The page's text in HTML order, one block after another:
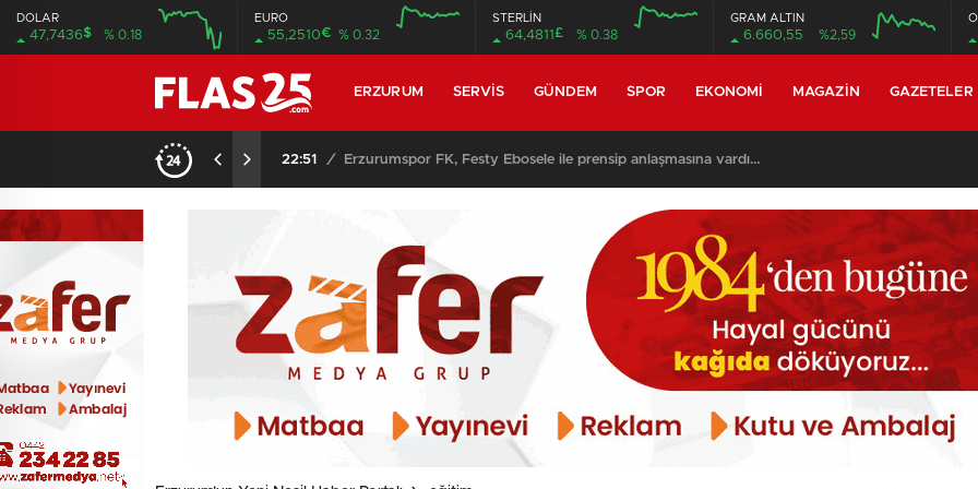
DOLAR
47,7436$ % 0.18
EURO
55,2510€ % 0.32
STERLİN
64,4811 £ % 0.38
GRAM ALTIN
6.660,55 %2,59
ERZURUM SERVIS GÜNDEM SPOR EKONOMI MAGAZIN GAZETELER
22:51 / Erzurumspor FK, Festy Ebosele ile prensip anlaşmasına vardı…